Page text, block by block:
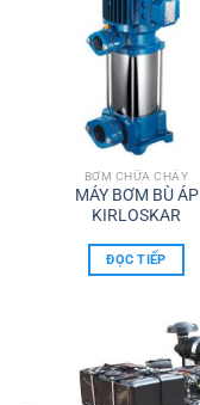
BƠM CHỮA CHÁY
MÁY BƠM BÙ ÁP
KIRLOSKAR
ĐỌC TIẾP